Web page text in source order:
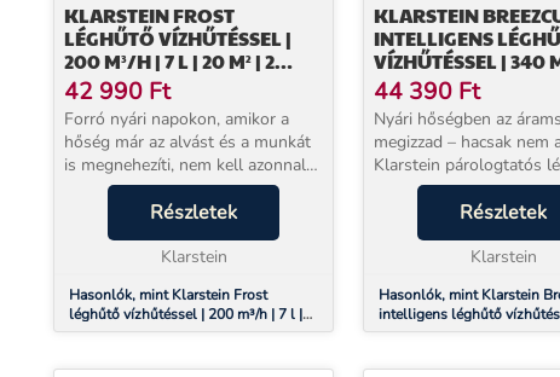
KLARSTEIN FROST
LÉGHŰTŐ VÍZHŰTÉSSEL |
200 M³/H | 7 L | 20 M² | 2
HŰTŐCSOMAG | 4
ÜZEMMÓD | 45 W
42 990 Ft
Forró nyári napokon, amikor a
hőség már az alvást és a munkát
is megnehezíti, nem kell azonnal
drága klímaberendezésre
gondolni. A Klarstein léghűtő
párologtatós technológiával,
mindössze 45 W fogyasz...
Részletek
Klarstein
Hasonlók, mint Klarstein Frost
léghűtő vízhűtéssel | 200 m³/h | 7 l |
20 m² | 2 hűtőcsomag | 4 üzemmód |
KLARSTEIN
INTELLIGENS
VÍZHŰTÉSSEL | 340
L | 30 M² | 3
W
44 390 Ft
Nyári hőségben az
megizzad – hacsak nem
Klarstein párologtatós
választja. Mindössze 50
fogyasztással,
hűtőközeg nélkül hűsíti
m²-es helyiségét is, ...
Részletek
Klarstein
Hasonlók, mint Klarstein
intelligens léghűtő
m³/h | 10 l | 30 m² | 3